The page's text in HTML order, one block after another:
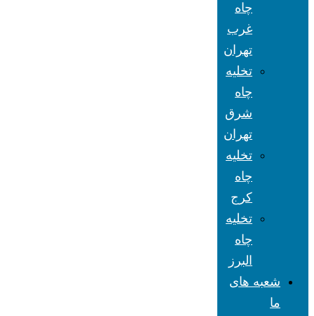
چاه
غرب
تهران
تخلیه
چاه
شرق
تهران
تخلیه
چاه
کرج
تخلیه
چاه
البرز
شعبه های
ما